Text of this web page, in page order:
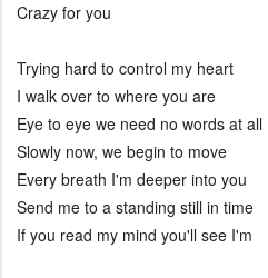
Crazy for you
Trying hard to control my heart
I walk over to where you are
Eye to eye we need no words at all
Slowly now, we begin to move
Every breath I'm deeper into you
Send me to a standing still in time
If you read my mind you'll see I'm